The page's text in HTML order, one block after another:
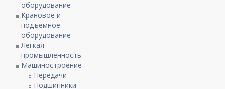
оборудование
Крановое и
подъемное
оборудование
Легкая
промышленность
Машиностроение
Передачи
Подшипники